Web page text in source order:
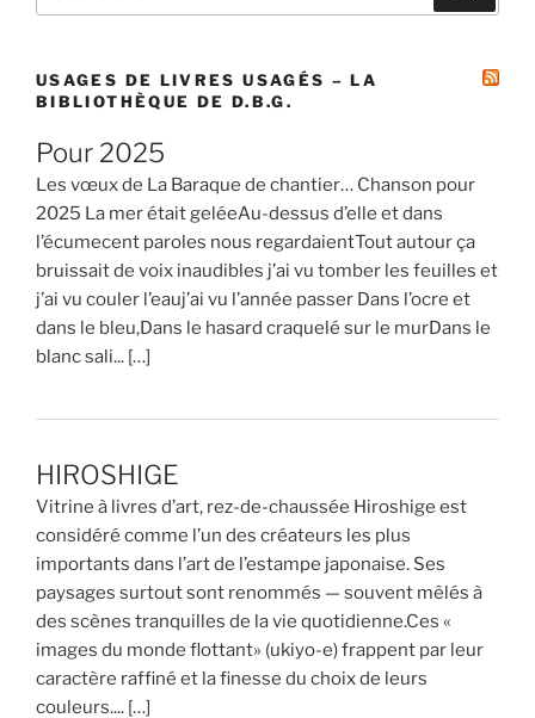
USAGES DE LIVRES USAGÉS – LA
BIBLIOTHÈQUE DE D.B.G.
Pour 2025
Les vœux de La Baraque de chantier… Chanson pour
2025 La mer était geléeAu-dessus d’elle et dans
l’écumecent paroles nous regardaientTout autour ça
bruissait de voix inaudibles j’ai vu tomber les feuilles et
j’ai vu couler l’eauj’ai vu l’année passer Dans l’ocre et
dans le bleu,Dans le hasard craquelé sur le murDans le
blanc sali... […]
HIROSHIGE
Vitrine à livres d’art, rez-de-chaussée Hiroshige est
considéré comme l’un des créateurs les plus
importants dans l’art de l’estampe japonaise. Ses
paysages surtout sont renommés — souvent mêlés à
des scènes tranquilles de la vie quotidienne.Ces «
images du monde flottant» (ukiyo-e) frappent par leur
caractère raffiné et la finesse du choix de leurs
couleurs.... […]